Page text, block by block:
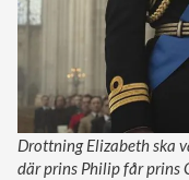
Drottning Elizabeth ska
där prins Philip får prins